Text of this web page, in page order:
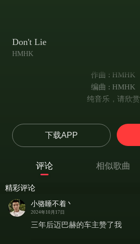
Don't Lie
HMHK
作曲 : HMHK
编曲 : HMHK
纯音乐，请欣赏
下载APP
评论 相似歌曲
精彩评论
小骆睡不着丶
2024年10月17日
三年后迈巴赫的车主赞了我